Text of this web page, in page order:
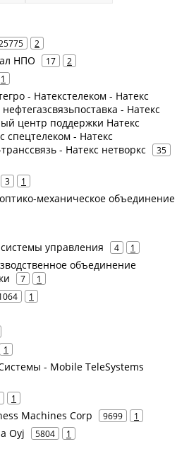
25775 2
НПО 17 2
1
- Натекстелеком - Натекс
- Натекс
центр поддержки Натекс
спецтелеком - Натекс
- Натекс нетворкс
35
3 1
механическое объединение
управления 4 1
объединение
7 1
1
1
- Mobile TeleSystems
1
Machines Corp 9699 1
Oyj 5804 1